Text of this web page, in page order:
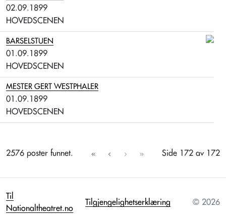
02.09.1899
HOVEDSCENEN
BARSELSTUEN
01.09.1899
HOVEDSCENEN
MESTER GERT WESTPHALER
01.09.1899
HOVEDSCENEN
2576 poster funnet. Side 172 av 172
Til
Nationaltheatret.no
Tilgjengelighetserklæring © 2026